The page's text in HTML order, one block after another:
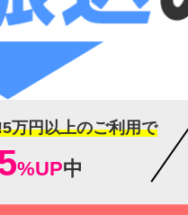
万円以上のご利用で
%UP中